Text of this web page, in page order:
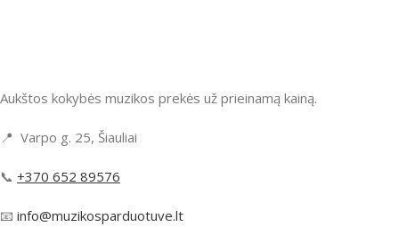
Aukštos kokybės muzikos prekės už prieinamą kainą.
📍 Varpo g. 25, Šiauliai
📞 +370 652 89576
📧 info@muzikosparduotuve.lt